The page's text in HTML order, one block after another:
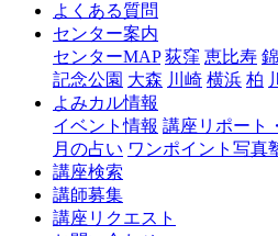
よくある質問
センター案内
センターMAP 荻窪 恵比寿
記念公園 大森 川崎 横浜 柏
よみカル情報
イベント情報 講座リポート
月の占い ワンポイント写真
講座検索
講師募集
講座リクエスト